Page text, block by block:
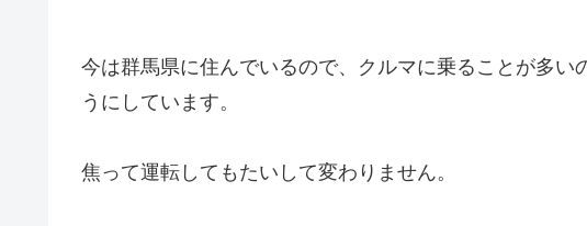
今は群馬県に住んでいるので、クルマに乗ることが多い
うにしています。
焦って運転してもたいして変わりません。